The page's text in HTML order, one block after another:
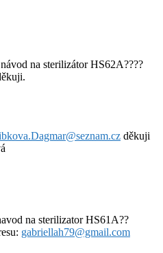
na sterilizátor HS62A????
děkuji
na sterilizator HS61A??
gabriellah79@gmail.com